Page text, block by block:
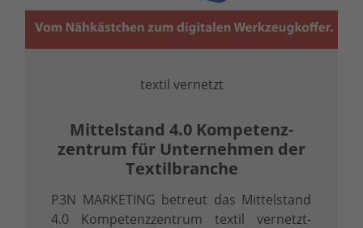
textil vernetzt
Mittelstand 4.0 Kompetenz­
zentrum für Unternehmen der
Textilbranche
P3N MARKETING betreut das Mittelstand
4.0 Kompetenzzentrum textil vernetzt-